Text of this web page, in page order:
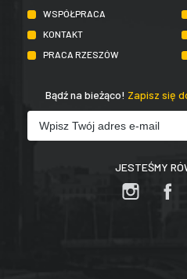
WSPÓŁPRACA
KONTAKT
PRACA RZESZÓW
Bądź na bieżąco! Zapisz się
JESTEŚMY